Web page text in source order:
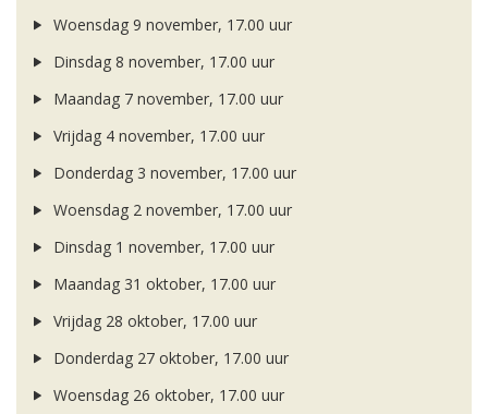
Woensdag 9 november, 17.00 uur
Dinsdag 8 november, 17.00 uur
Maandag 7 november, 17.00 uur
Vrijdag 4 november, 17.00 uur
Donderdag 3 november, 17.00 uur
Woensdag 2 november, 17.00 uur
Dinsdag 1 november, 17.00 uur
Maandag 31 oktober, 17.00 uur
Vrijdag 28 oktober, 17.00 uur
Donderdag 27 oktober, 17.00 uur
Woensdag 26 oktober, 17.00 uur